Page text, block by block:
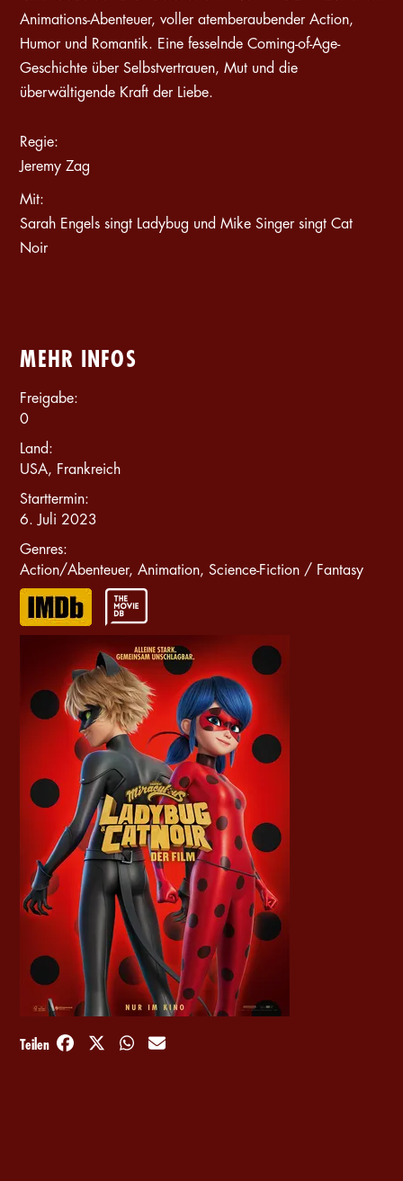
Animations-Abenteuer, voller atemberaubender Action,
Humor und Romantik. Eine fesselnde Coming-of-Age-
Geschichte über Selbstvertrauen, Mut und die
überwältigende Kraft der Liebe.
Regie:
Jeremy Zag
Mit:
Sarah Engels singt Ladybug und Mike Singer singt Cat
Noir
MEHR INFOS
Freigabe:
0
Land:
USA, Frankreich
Starttermin:
6. Juli 2023
Genres:
Action/Abenteuer,Animation,Science-Fiction / Fantasy
Teilen